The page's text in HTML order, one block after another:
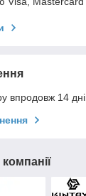
впродовж 14